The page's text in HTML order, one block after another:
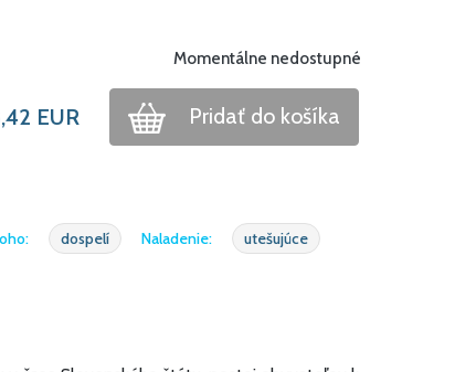
Momentálne nedostupné
EUR Pridať do košíka
dospelí Naladenie:
utešujúce